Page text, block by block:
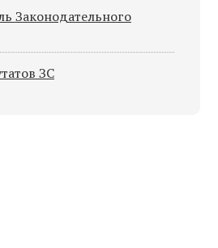
Законодательного
ЗС